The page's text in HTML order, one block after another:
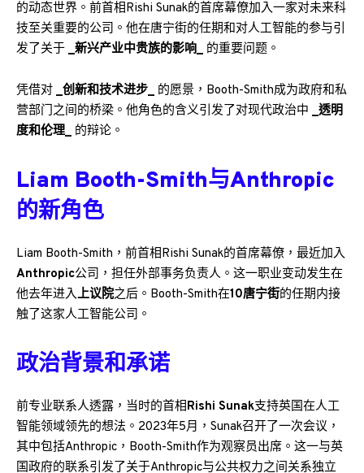
的动态世界。前首相Rishi Sunak的首席幕僚加入一家对未来科
技至关重要的公司。他在唐宁街的任期和对人工智能的参与引
发了关于 _新兴产业中贵族的影响_ 的重要问题。
凭借对 _创新和技术进步_ 的愿景，Booth-Smith成为政府和私
营部门之间的桥梁。他角色的含义引发了对现代政治中 _透明
度和伦理_ 的辩论。
Liam Booth-Smith与Anthropic
的新角色
Liam Booth-Smith，前首相Rishi Sunak的首席幕僚，最近加入
Anthropic公司，担任外部事务负责人。这一职业变动发生在
他去年进入上议院之后。Booth-Smith在10唐宁街的任期内接
触了这家人工智能公司。
政治背景和承诺
前专业联系人透露，当时的首相Rishi Sunak支持英国在人工
智能领域领先的想法。2023年5月，Sunak召开了一次会议，
其中包括Anthropic，Booth-Smith作为观察员出席。这一与英
国政府的联系引发了关于Anthropic与公共权力之间关系独立